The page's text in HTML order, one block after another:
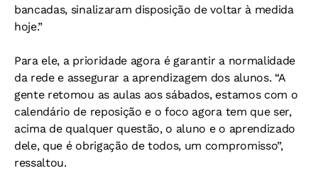
bancadas, sinalizaram disposição de voltar à medida
hoje.”
Para ele, a prioridade agora é garantir a normalidade
da rede e assegurar a aprendizagem dos alunos. “A
gente retomou as aulas aos sábados, estamos com o
calendário de reposição e o foco agora tem que ser,
acima de qualquer questão, o aluno e o aprendizado
dele, que é obrigação de todos, um compromisso”,
ressaltou.